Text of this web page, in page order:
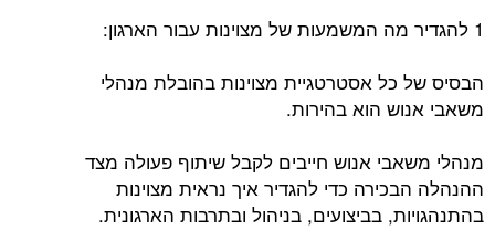
1 להגדיר מה המשמעות של מצוינות עבור הארגון:
הבסיס של כל אסטרטגיית מצוינות בהובלת מנהלי
משאבי אנוש הוא בהירות.
מנהלי משאבי אנוש חייבים לקבל שיתוף פעולה מצד
ההנהלה הבכירה כדי להגדיר איך נראית מצוינות
בהתנהגויות, בביצועים, בניהול ובתרבות הארגונית.